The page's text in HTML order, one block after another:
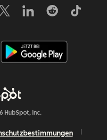
HubSpot, Inc.